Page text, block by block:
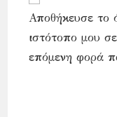
URL
(optional)
Αποθήκευσε το
ιστότοπο μου
επόμενη φορά